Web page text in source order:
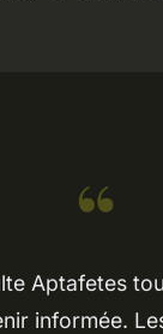
“
Aptafetes
informée.